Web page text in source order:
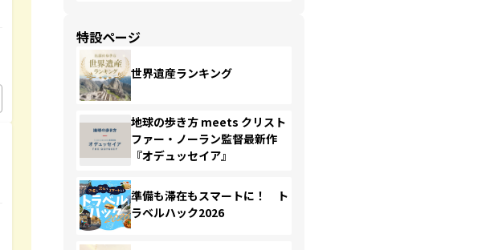
特設ページ
世界遺産ランキング
地球の歩き方 meets クリスト
ファー・ノーラン監督最新作
『オデュッセイア』
準備も滞在もスマートに！ ト
ラベルハック2026